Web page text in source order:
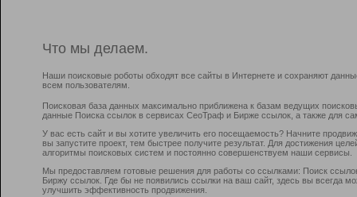
Что мы делаем.
Наши поисковые роботы обходят все сайты в Интернете и сохраняют
всем пользователям.
Поисковая база данных максимально приближена к базам ведущих
данные Поиска ссылок в сервисах СеоТраф и Бирже ссылок, а также для
У вас есть сайт и вы хотите увеличить его посещаемость? Начните
вы запустите проект, тем быстрее получите результат. Для достижения
алгоритмы поисковых систем и постоянно совершенствуем наши сервисы.
Мы предоставляем готовые решения для работы со ссылками: Поиск
Биржу ссылок. Где бы не появились ссылки на ваш сайт, здесь вы всегда
улучшить эффективность продвижения.